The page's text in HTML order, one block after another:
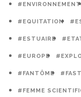
#ENVIRONNEMENT
#EQUITATION
#ESTUAIRE
#EUROPE
#FANTÔME
#FEMME